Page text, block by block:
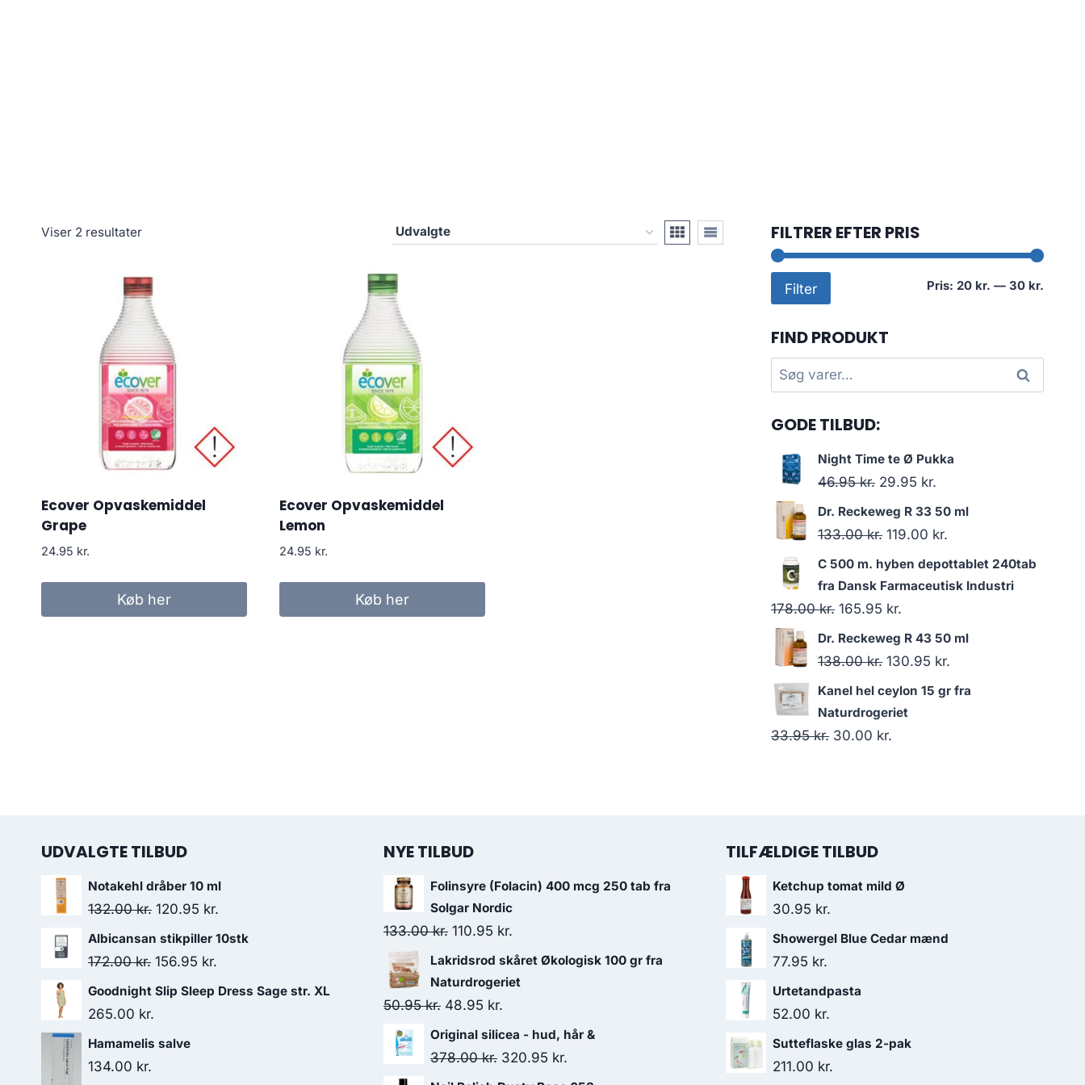
Viser 2 resultater
Ecover Opvaskemiddel
Grape
24.95 kr.
Køb her
Ecover Opvaskemiddel
Lemon
24.95 kr.
Køb her
FILTRER EFTER PRIS
Filter Pris: 20 kr. — 30 kr.
FIND PRODUKT
Søg
efter:
Søg
GODE TILBUD:
Night Time te Ø Pukka
46.95kr. Den
oprindelige
pris
46.95 kr..
29.95 kr.
aktuelle
pris
29.95 kr..
Dr. Reckeweg R 33 50 ml
133.00kr. Den
oprindelige
pris
var:
133.00 kr..
119.00 kr.
aktuelle
pris
119.00 kr..
C 500 m. hyben depottablet 240tab
fra Dansk Farmaceutisk Industri
178.00kr. Den
oprindelige
pris
178.00 kr..
165.95 kr.
aktuelle
pris
165.95 kr..
Dr. Reckeweg R 43 50 ml
138.00kr. Den
oprindelige
pris
var:
130.95 kr.
aktuelle
Kanel hel ceylon 15 gr fra
Naturdrogeriet
33.95kr. Den
30.00 kr.
UDVALGTE TILBUD
Notakehl dråber 10 ml
132.00kr. Den
oprindelige
pris
120.95 kr.
aktuelle
Albicansan stikpiller 10stk
172.00kr. Den
oprindelige
156.95 kr.
aktuelle
Goodnight Slip Sleep Dress Sage str. XL
265.00 kr.
Hamamelis salve
134.00 kr.
NYE TILBUD
Folinsyre (Folacin) 400 mcg 250 tab fra
Solgar Nordic
133.00kr. Den
oprindelige
pris
var:
133.00 kr..
110.95 kr.
aktuelle
pris
110.95 kr..
Lakridsrod skåret Økologisk 100 gr fra
Naturdrogeriet
50.95kr. Den
oprindelige
pris
48.95 kr.
aktuelle
pris
Original silicea - hud, hår &
378.00kr. Den
oprindelige
320.95 kr.
aktuelle
TILFÆLDIGE TILBUD
Ketchup tomat mild Ø
30.95 kr.
Showergel Blue Cedar mænd
77.95 kr.
Urtetandpasta
52.00 kr.
Sutteflaske glas 2-pak
211.00 kr.